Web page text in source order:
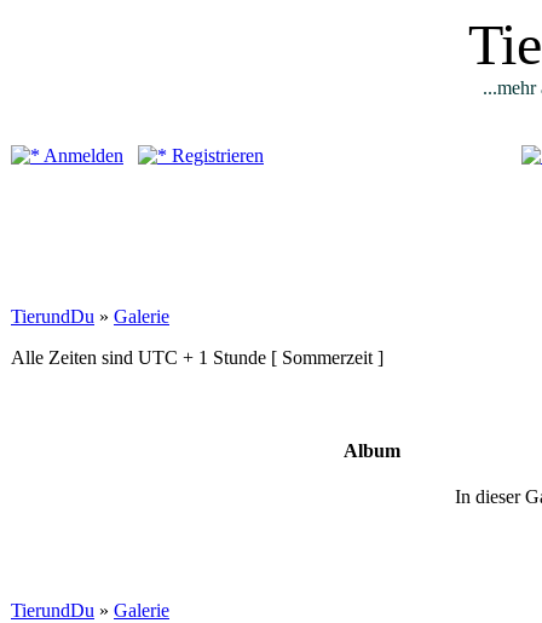
...mehr
Anmelden Registrieren
TierundDu » Galerie
Alle Zeiten sind UTC + 1 Stunde [ Sommerzeit ]
Album
In dieser
TierundDu » Galerie